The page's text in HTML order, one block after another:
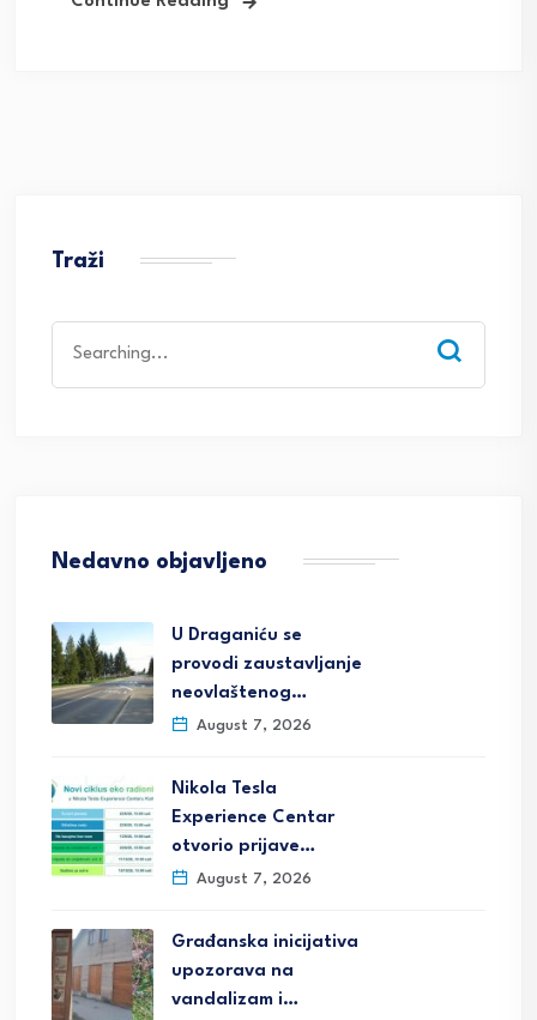
Traži
for:
Nedavno objavljeno
U Draganiću se
provodi zaustavljanje
neovlaštenog…
August 7, 2026
Nikola Tesla
Experience Centar
otvorio prijave…
August 7, 2026
Građanska inicijativa
upozorava na
vandalizam i…